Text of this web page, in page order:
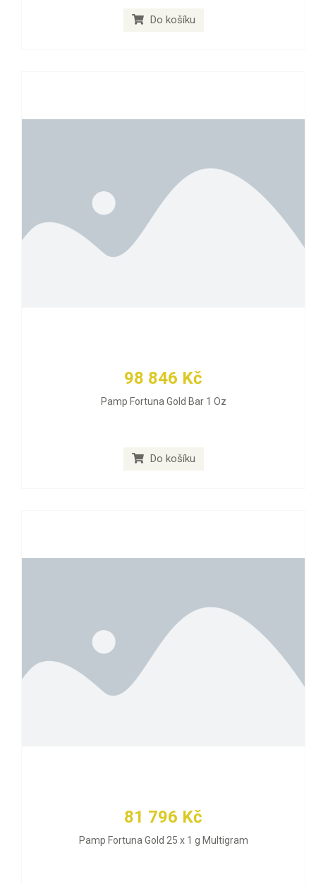
Do košíku
98 846 Kč
Pamp Fortuna Gold Bar 1 Oz
Do košíku
81 796 Kč
Pamp Fortuna Gold 25 x 1 g Multigram